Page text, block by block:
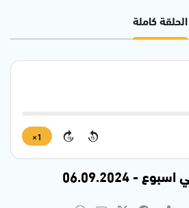
الحلقة كاملة
15
15
1×
- 06.09.2024